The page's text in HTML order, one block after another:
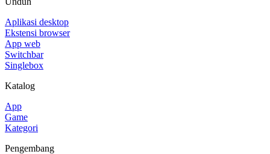
Aplikasi desktop
Ekstensi browser
App web
Switchbar
Singlebox
Katalog
App
Game
Kategori
Pengembang